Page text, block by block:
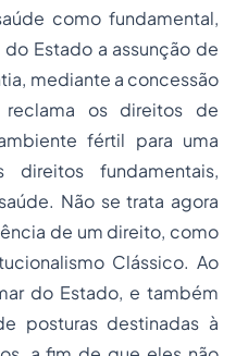
como fundamental,
Estado a assunção de
mediante a concessão
os direitos de
fértil para uma
direitos fundamentais,
Não se trata agora
de um direito, como
Clássico. Ao
do Estado, e também
posturas destinadas à